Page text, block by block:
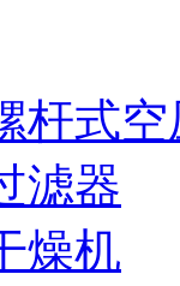
杆式空
滤器
燥机